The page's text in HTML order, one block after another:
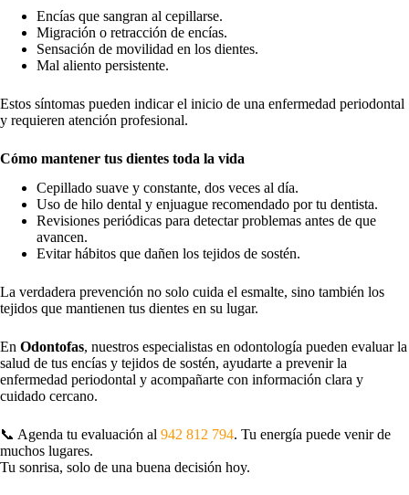
Encías que sangran al cepillarse.
Migración o retracción de encías.
Sensación de movilidad en los dientes.
Mal aliento persistente.
Estos síntomas pueden indicar el inicio de una enfermedad periodontal
y requieren atención profesional.
Cómo mantener tus dientes toda la vida
Cepillado suave y constante, dos veces al día.
Uso de hilo dental y enjuague recomendado por tu dentista.
Revisiones periódicas para detectar problemas antes de que
avancen.
Evitar hábitos que dañen los tejidos de sostén.
La verdadera prevención no solo cuida el esmalte, sino también los
tejidos que mantienen tus dientes en su lugar.
En Odontofas, nuestros especialistas en odontología pueden evaluar la
salud de tus encías y tejidos de sostén, ayudarte a prevenir la
enfermedad periodontal y acompañarte con información clara y
cuidado cercano.
📞 Agenda tu evaluación al 942 812 794. Tu energía puede venir de
muchos lugares.
Tu sonrisa, solo de una buena decisión hoy.